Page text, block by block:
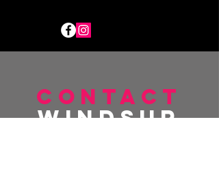
CONTACT
windsur